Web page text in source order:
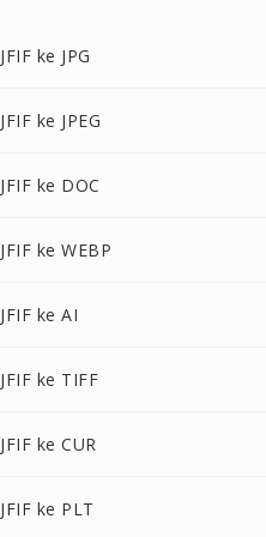
JFIF ke JPG
JFIF ke JPEG
JFIF ke DOC
JFIF ke WEBP
JFIF ke AI
JFIF ke TIFF
JFIF ke CUR
JFIF ke PLT